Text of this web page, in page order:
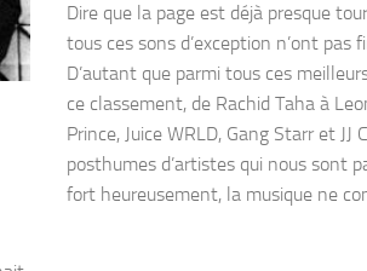
Dire que la page est déjà presque
tous ces sons d’exception n’ont
D’autant que parmi tous ces
ce classement, de Rachid Taha à
Prince, Juice WRLD, Gang Starr et JJ
posthumes d’artistes qui nous sont
fort heureusement, la musique ne